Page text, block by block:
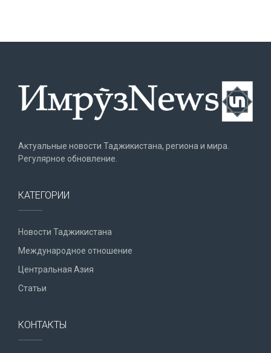
Актуальные новости Таджикистана, региона и мира.
Регулярное обновление.
КАТЕГОРИИ
Новости Таджикистана
Международное отношение
Центральная Азия
Статьи
КОНТАКТЫ